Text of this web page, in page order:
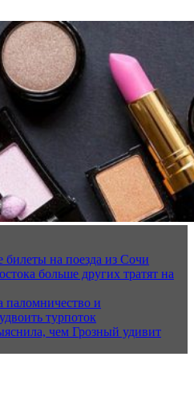
билеты на поезда из Сочи
больше других тратят на
паломничество и
турпоток
чем Грозный удивит